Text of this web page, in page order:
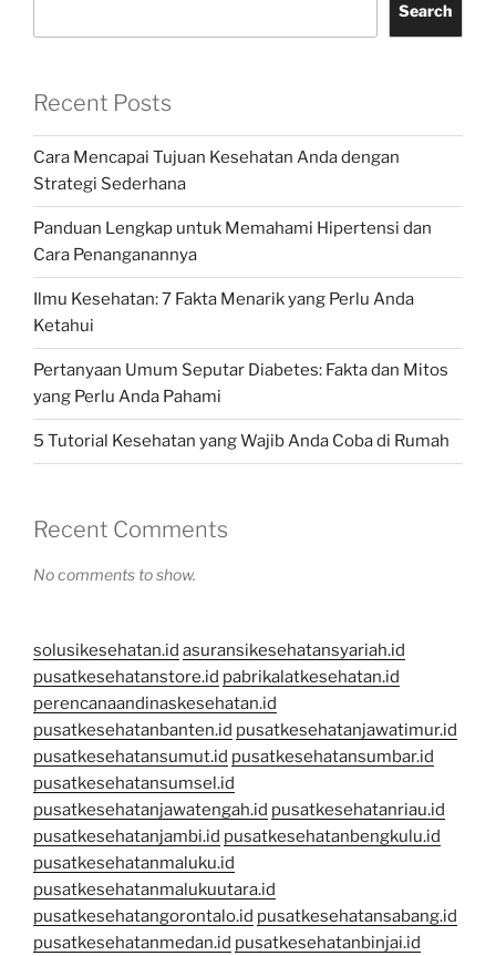
Search
Recent Posts
Cara Mencapai Tujuan Kesehatan Anda dengan
Strategi Sederhana
Panduan Lengkap untuk Memahami Hipertensi dan
Cara Penanganannya
Ilmu Kesehatan: 7 Fakta Menarik yang Perlu Anda
Ketahui
Pertanyaan Umum Seputar Diabetes: Fakta dan Mitos
yang Perlu Anda Pahami
5 Tutorial Kesehatan yang Wajib Anda Coba di Rumah
Recent Comments
No comments to show.
solusikesehatan.id asuransikesehatansyariah.id
pusatkesehatanstore.id pabrikalatkesehatan.id
perencanaandinaskesehatan.id
pusatkesehatanbanten.id pusatkesehatanjawatimur.id
pusatkesehatansumut.id pusatkesehatansumbar.id
pusatkesehatansumsel.id
pusatkesehatanjawatengah.id pusatkesehatanriau.id
pusatkesehatanjambi.id pusatkesehatanbengkulu.id
pusatkesehatanmaluku.id
pusatkesehatanmalukuutara.id
pusatkesehatangorontalo.id pusatkesehatansabang.id
pusatkesehatanmedan.id pusatkesehatanbinjai.id